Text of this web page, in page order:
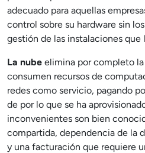
adecuado para aquellas
control sobre su hardware sin
gestión de las instalaciones que
La nube elimina por completo
consumen recursos de
redes como servicio, pagando
de por lo que se ha
inconvenientes son bien
compartida, dependencia de la
y una facturación que requiere